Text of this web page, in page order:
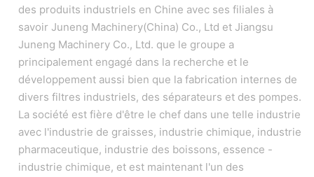
des produits industriels en Chine avec ses filiales à
savoir Juneng Machinery(China) Co., Ltd et Jiangsu
Juneng Machinery Co., Ltd. que le groupe a
principalement engagé dans la recherche et le
développement aussi bien que la fabrication internes de
divers filtres industriels, des séparateurs et des pompes.
La société est fière d'être le chef dans une telle industrie
avec l'industrie de graisses, industrie chimique, industrie
pharmaceutique, industrie des boissons, essence -
industrie chimique, et est maintenant l'un des